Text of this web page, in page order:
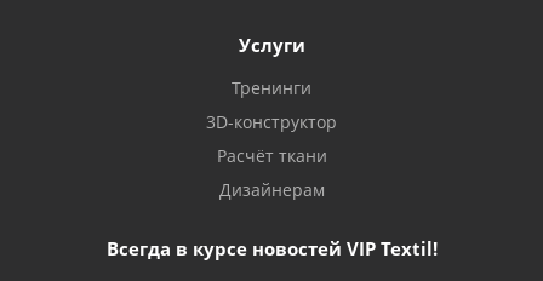
Услуги
Тренинги
3D-конструктор
Расчёт ткани
Дизайнерам
Всегда в курсе новостей VIP Textil!